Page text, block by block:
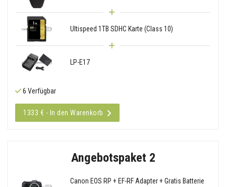
Ultispeed 1TB SDHC Karte (Class 10)
LP-E17
6 Verfügbar
1333 € - In den Warenkorb
Angebotspaket 2
Canon EOS RP + EF-RF Adapter + Gratis Batterie